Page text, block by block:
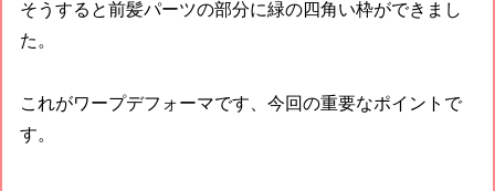
そうすると前髪パーツの部分に緑の四角い枠ができまし
た。
これがワープデフォーマです、今回の重要なポイントで
す。